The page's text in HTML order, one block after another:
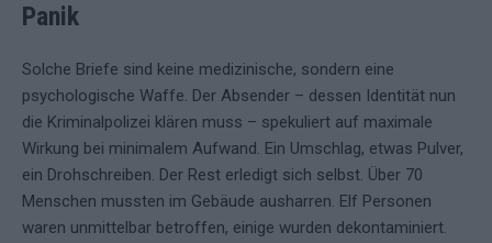
Panik
Solche Briefe sind keine medizinische, sondern eine
psychologische Waffe. Der Absender – dessen Identität nun
die Kriminalpolizei klären muss – spekuliert auf maximale
Wirkung bei minimalem Aufwand. Ein Umschlag, etwas Pulver,
ein Drohschreiben. Der Rest erledigt sich selbst. Über 70
Menschen mussten im Gebäude ausharren. Elf Personen
waren unmittelbar betroffen, einige wurden dekontaminiert.